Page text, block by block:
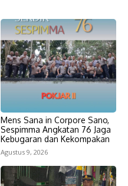
Mens Sana in Corpore Sano,
Sespimma Angkatan 76 Jaga
Kebugaran dan Kekompakan
Agustus 9, 2026